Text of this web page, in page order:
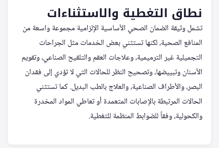
نطاق التغطية والاستثناءات
تشمل وثيقة الضمان الصحي الأساسية الإلزامية مجموعة واسعة من
المنافع الصحية، لكنها تستثني بعض الخدمات مثل الجراحات
التجميلية غير الترميمية، وعلاجات العقم والتلقيح الصناعي، وتقويم
الأسنان وتبييضها، وتصحيح النظر للحالات التي لا تؤدي إلى فقدان
البصر، والأطراف الصناعية، والعلاج بالطب البديل. كما تستثني
الحالات المرتبطة بالإصابات المتعمدة أو تعاطي المواد المخدرة
والكحولية، وفقاً للضوابط المنظمة للتغطية.